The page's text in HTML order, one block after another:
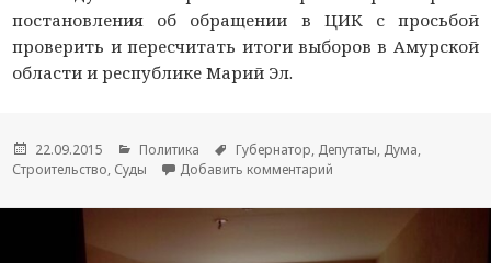
постановления об обращении в ЦИК с просьбой
проверить и пересчитать итоги выборов в Амурской
области и республике Марий Эл.
Опубликовано
22.09.2015 Рубрики
Политика Метки
Губернатор, Депутаты, Дума,
Строительство, Суды Добавить комментарий